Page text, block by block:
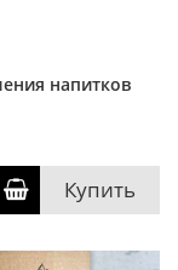
напитков
Купить